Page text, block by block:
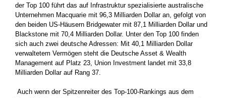
der Top 100 führt das auf Infrastruktur spezialisierte australische
Unternehmen Macquarie mit 96,3 Milliarden Dollar an, gefolgt von
den beiden US-Häusern Bridgewater mit 87,1 Milliarden Dollar und
Blackstone mit 70,4 Milliarden Dollar. Unter den Top 100 finden
sich auch zwei deutsche Adressen: Mit 40,1 Milliarden Dollar
verwaltetem Vermögen steht die Deutsche Asset & Wealth
Management auf Platz 23, Union Investment landet mit 33,8
Milliarden Dollar auf Rang 37.
Auch wenn der Spitzenreiter des Top-100-Rankings aus dem